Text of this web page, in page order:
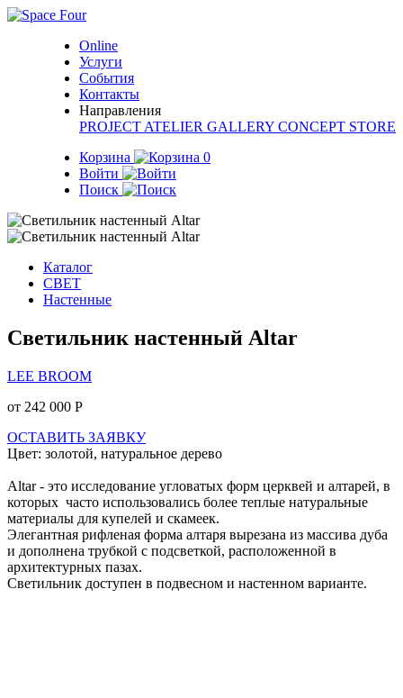
Online
Услуги
События
Контакты
Направления
PROJECT ATELIER GALLERY CONCEPT STORE
Корзина
0
Войти
Поиск
Каталог
СВЕТ
Настенные
Светильник настенный Altar
LEE BROOM
от 242 000 Р
ОСТАВИТЬ ЗАЯВКУ
Цвет: золотой, натуральное дерево
Altar - это исследование угловатых форм церквей и алтарей, в
которых часто использовались более теплые натуральные
материалы для купелей и скамеек.
Элегантная рифленая форма алтаря вырезана из массива дуба
и дополнена трубкой с подсветкой, расположенной в
архитектурных пазах.
Светильник доступен в подвесном и настенном варианте.